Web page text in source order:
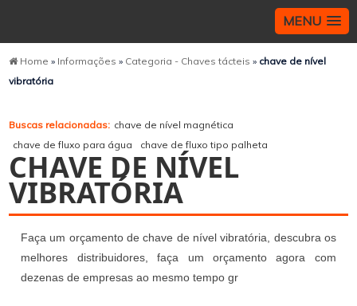
MENU
Home » Informações» Categoria - Chaves tácteis» chave de nível
vibratória
Buscas relacionadas: chave de nível magnética
chave de fluxo para água
chave de fluxo tipo palheta
CHAVE DE NÍVEL
VIBRATÓRIA
Faça um orçamento de chave de nível vibratória, descubra os
melhores distribuidores, faça um orçamento agora com
dezenas de empresas ao mesmo tempo gr